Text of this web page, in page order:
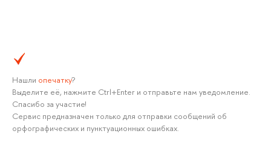
Нашли опечатку?
Выделите её, нажмите Ctrl+Enter и отправьте нам уведомление.
Спасибо за участие!
Сервис предназначен только для отправки сообщений об
орфографических и пунктуационных ошибках.